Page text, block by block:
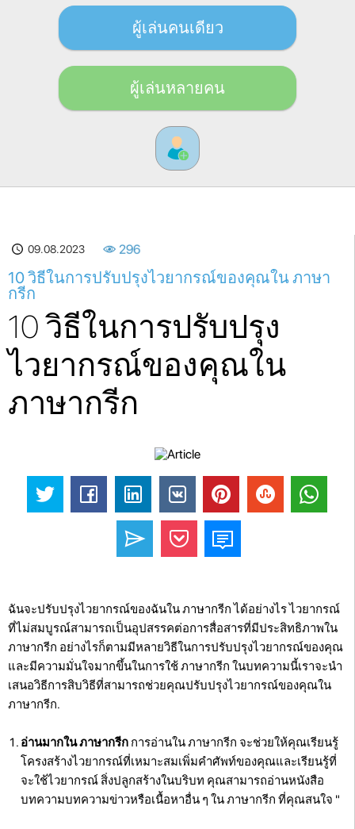
ผู้เล่นคนเดียว
ผู้เล่นหลายคน
09.08.2023 296
10 วิธีในการปรับปรุงไวยากรณ์ของคุณใน ภาษา
กรีก
10 วิธีในการปรับปรุง
ไวยากรณ์ของคุณใน
ภาษากรีก
ฉันจะปรับปรุงไวยากรณ์ของฉันใน ภาษากรีก ได้อย่างไร ไวยากรณ์
ที่ไม่สมบูรณ์สามารถเป็นอุปสรรคต่อการสื่อสารที่มีประสิทธิภาพใน
ภาษากรีก อย่างไรก็ตามมีหลายวิธีในการปรับปรุงไวยากรณ์ของคุณ
และมีความมั่นใจมากขึ้นในการใช้ ภาษากรีก ในบทความนี้เราจะนำ
เสนอวิธีการสิบวิธีที่สามารถช่วยคุณปรับปรุงไวยากรณ์ของคุณใน
ภาษากรีก.
อ่านมากใน ภาษากรีก การอ่านใน ภาษากรีก จะช่วยให้คุณเรียนรู้
โครงสร้างไวยากรณ์ที่เหมาะสมเพิ่มคำศัพท์ของคุณและเรียนรู้ที่
จะใช้ไวยากรณ์ สิ่งปลูกสร้างในบริบท คุณสามารถอ่านหนังสือ
บทความบทความข่าวหรือเนื้อหาอื่น ๆ ใน ภาษากรีก ที่คุณสนใจ "